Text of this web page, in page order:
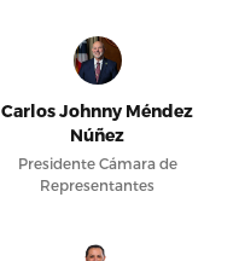
Carlos Johnny Méndez
Núñez
Presidente Cámara de
Representantes